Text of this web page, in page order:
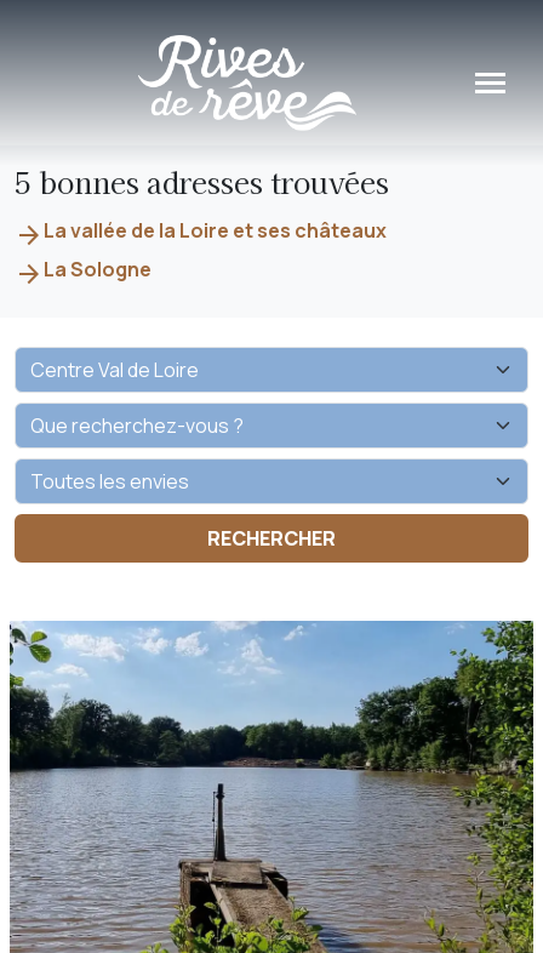
5 bonnes adresses trouvées
arrow_forward La vallée de la Loire et ses châteaux
arrow_forward La Sologne